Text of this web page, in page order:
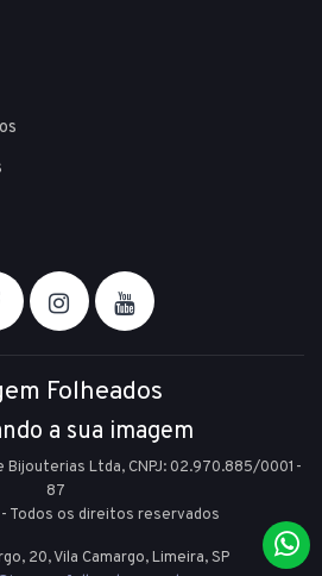
Folheados
a sua imagem
Bijouterias Ltda, CNPJ: 02.970.885/0001-
87
Todos os direitos reservados
20, Vila Camargo,Limeira,SP